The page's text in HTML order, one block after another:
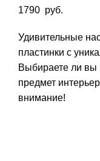
1790 руб.
Удивительные
пластинки с
Выбираете ли вы
предмет
внимание!